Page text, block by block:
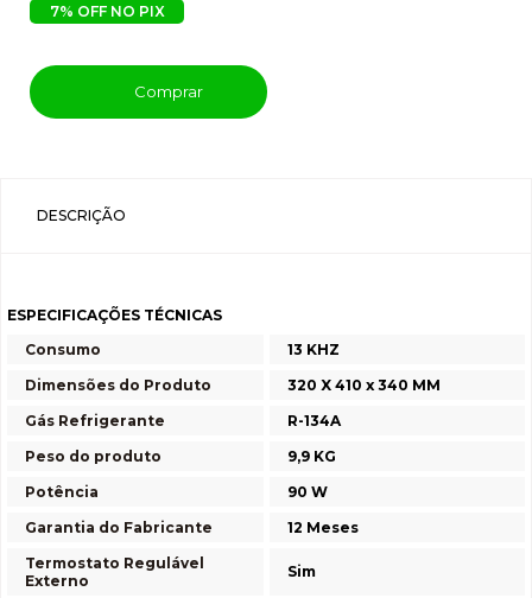
7% OFF NO PIX
Comprar
DESCRIÇÃO
ESPECIFICAÇÕES TÉCNICAS
Consumo
13 KHZ
Dimensões do Produto
320 X 410 x 340 MM
Gás Refrigerante
R-134A
Peso do produto
9,9 KG
Potência
90 W
Garantia do Fabricante
12 Meses
Termostato Regulável
Externo
Sim